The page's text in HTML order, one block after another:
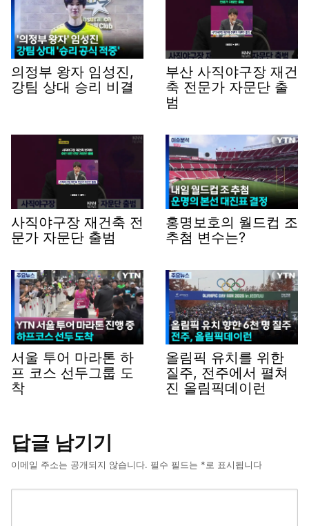
의정부 왕자 임성진,
강팀 상대 승리 비결
부산 사직야구장 재건
축 전문가 자문단 출
범
사직야구장 재건축 전
문가 자문단 출범
홍명보호의 월드컵 조
추첨 변수는?
서울 투어 마라톤 하
프 코스 선두그룹 도
착
올림픽 유치를 위한
질주, 전주에서 펼쳐
진 올림픽데이런
답글 남기기
이메일 주소는 공개되지 않습니다. 필수 필드는 *로 표시됩니다